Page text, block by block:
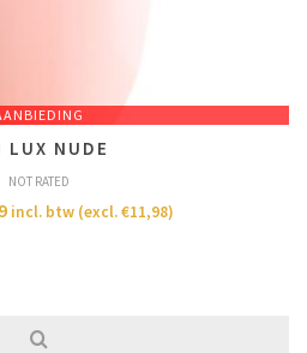
LUX NUDE
NOT RATED
incl. btw (excl.€11,98)